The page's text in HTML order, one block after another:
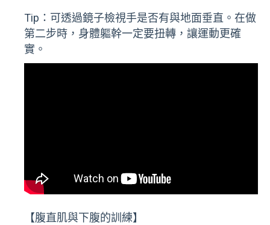
Tip：可透過鏡子檢視手是否有與地面垂直。在做
第二步時，身體軀幹一定要扭轉，讓運動更確
實。
【腹直肌與下腹的訓練】